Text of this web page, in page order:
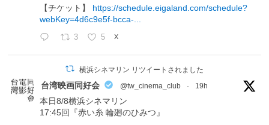
【チケット】 https://schedule.eigaland.com/schedule?
webKey=4d6c9e5f-bcca-...
3 5 X
横浜シネマリン リツイートされました
台湾映画同好会 @tw_cinema_club · 19h
本日8/8横浜シネマリン
17:45回『赤い糸 輪廻のひみつ』